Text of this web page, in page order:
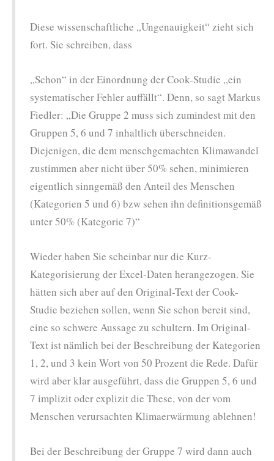
Diese wissenschaftliche „Ungenauigkeit“ zieht sich
fort. Sie schreiben, dass
„Schon“ in der Einordnung der Cook-Studie „ein
systematischer Fehler auffällt“. Denn, so sagt Markus
Fiedler: „Die Gruppe 2 muss sich zumindest mit den
Gruppen 5, 6 und 7 inhaltlich überschneiden.
Diejenigen, die dem menschgemachten Klimawandel
zustimmen aber nicht über 50% sehen, minimieren
eigentlich sinngemäß den Anteil des Menschen
(Kategorien 5 und 6) bzw sehen ihn definitionsgemäß
unter 50% (Kategorie 7)“
Wieder haben Sie scheinbar nur die Kurz-
Kategorisierung der Excel-Daten herangezogen. Sie
hätten sich aber auf den Original-Text der Cook-
Studie beziehen sollen, wenn Sie schon bereit sind,
eine so schwere Aussage zu schultern. Im Original-
Text ist nämlich bei der Beschreibung der Kategorien
1, 2, und 3 kein Wort von 50 Prozent die Rede. Dafür
wird aber klar ausgeführt, dass die Gruppen 5, 6 und
7 implizit oder explizit die These, von der vom
Menschen verursachten Klimaerwärmung ablehnen!
Bei der Beschreibung der Gruppe 7 wird dann auch